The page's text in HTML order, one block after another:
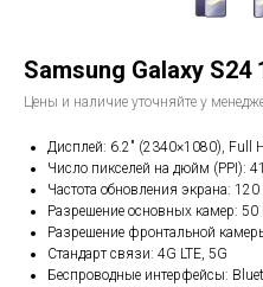
Samsung Galaxy S24
Цены и наличие уточняйте у
Дисплей: 6.2" (2340×1080), Full
Число пикселей на дюйм (PPI):
Частота обновления экрана: 120
Разрешение основных камер:
Разрешение фронтальной
Стандарт связи: 4G LTE, 5G
Беспроводные интерфейсы: